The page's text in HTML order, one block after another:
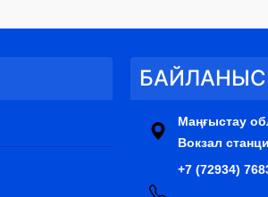
БАЙЛАНЫС
Маңғыстау
Вокзал
+7 (72934)